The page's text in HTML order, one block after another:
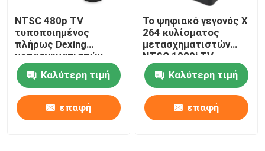
NTSC 480p TV
τυποποιημένος
πλήρως Dexing
μετασχηματιστών
ραδιο
μετασχηματιστής
εικόνας DVB Γ
Καλύτερη τιμή
επαφή
Το ψηφιακό γεγονός Χ
264 κυλίσματος
μετασχηματιστών
NTSC 1080i TV
αποκωδικοποιεί
Καλύτερη τιμή
επαφή